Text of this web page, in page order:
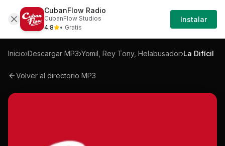
Mp3 Yomil-rey-tony-helabusador-la-dificil-
Iniciar
Sesión
Inicio›Descargar MP3›Yomil, Rey Tony, Helabusador›La Difícil
Volver al directorio MP3
CubanFlow Radio
CubanFlow Studios
4.8
• Gratis
Instalar